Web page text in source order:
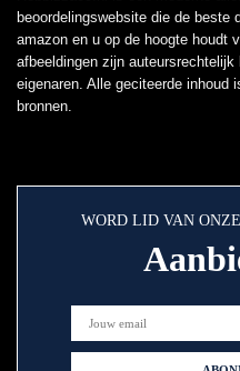
beoordelingswebsite die de
amazon en u op de hoogte houdt
afbeeldingen zijn
eigenaren. Alle geciteerde inhoud
bronnen.
WORD LID VAN